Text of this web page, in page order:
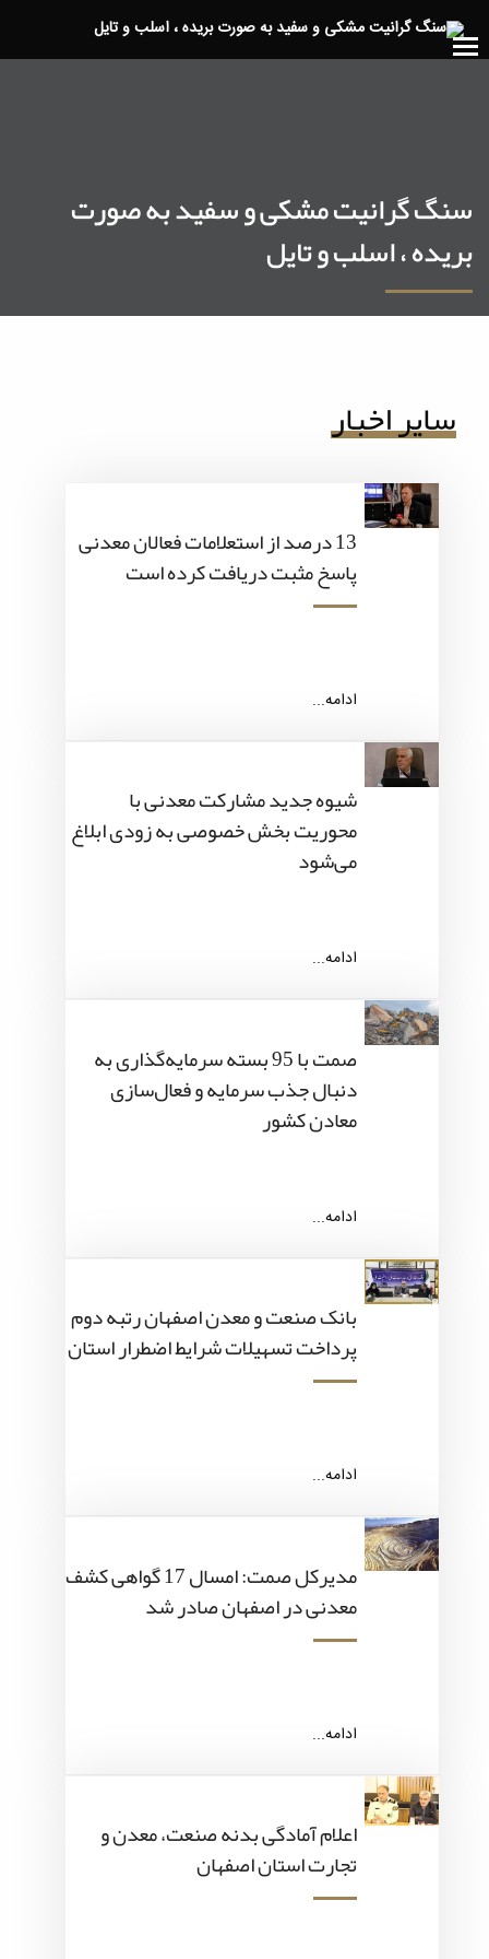
سنگ گرانیت مشکی و سفید به صورت
بریده ، اسلب و تایل
سایر اخبار
13 درصد از استعلامات فعالان معدنی
پاسخ مثبت دریافت کرده است
ادامه...
شیوه جدید مشارکت معدنی با
محوریت بخش خصوصی به زودی ابلاغ
می‌شود
ادامه...
صمت با 95 بسته سرمایه‌گذاری به
دنبال جذب سرمایه و فعال‌سازی
معادن کشور
ادامه...
بانک صنعت و معدن اصفهان رتبه دوم
پرداخت تسهیلات شرایط اضطرار استان
ادامه...
مدیرکل صمت: امسال 17 گواهی کشف
معدنی در اصفهان صادر شد
ادامه...
اعلام آمادگی بدنه صنعت، معدن و
تجارت استان اصفهان